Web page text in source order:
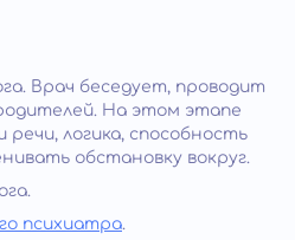
Врач беседует, проводит
На этом этапе
логика, способность
обстановку вокруг.
психиатра.